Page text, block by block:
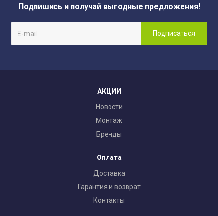
Подпишись и получай выгодные предложения!
АКЦИИ
Новости
Монтаж
Бренды
Оплата
Доставка
Гарантия и возврат
Контакты